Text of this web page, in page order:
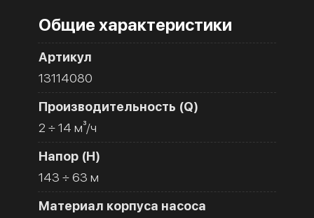
Общие характеристики
Артикул
13114080
Производительность (Q)
2 ÷ 14 м³/ч
Напор (H)
143 ÷ 63 м
Материал корпуса насоса